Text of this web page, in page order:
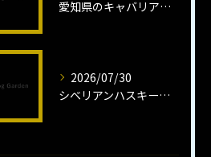
愛知県のキャバリア子犬の魅力秘話
2026/07/30
シベリアンハスキー子犬の魅力と飼育法